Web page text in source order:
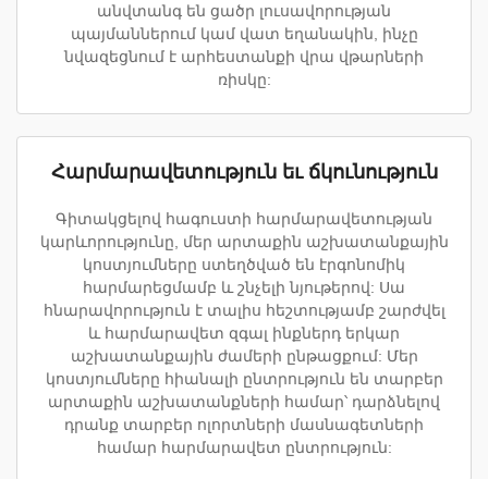
անվտանգ են ցածր լուսավորության
պայմաններում կամ վատ եղանակին, ինչը
նվազեցնում է արհեստանքի վրա վթարների
ռիսկը:
Հարմարավետություն եւ ճկունություն
Գիտակցելով հագուստի հարմարավետության
կարևորությունը, մեր արտաքին աշխատանքային
կոստյումները ստեղծված են էրգոնոմիկ
հարմարեցմամբ և շնչելի նյութերով: Սա
հնարավորություն է տալիս հեշտությամբ շարժվել
և հարմարավետ զգալ ինքներդ երկար
աշխատանքային ժամերի ընթացքում: Մեր
կոստյումները հիանալի ընտրություն են տարբեր
արտաքին աշխատանքների համար՝ դարձնելով
դրանք տարբեր ոլորտների մասնագետների
համար հարմարավետ ընտրություն: